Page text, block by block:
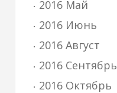
2016 Май
2016 Июнь
2016 Август
2016 Сентябрь
2016 Октябрь